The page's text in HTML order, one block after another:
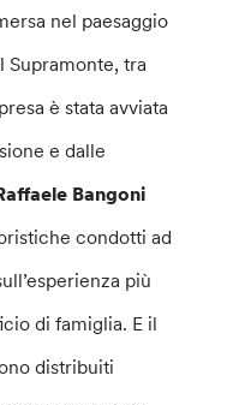
nel paesaggio
Supramonte, tra
è stata avviata
e dalle
Bangoni
condotti ad
più
di famiglia. E il
distribuiti